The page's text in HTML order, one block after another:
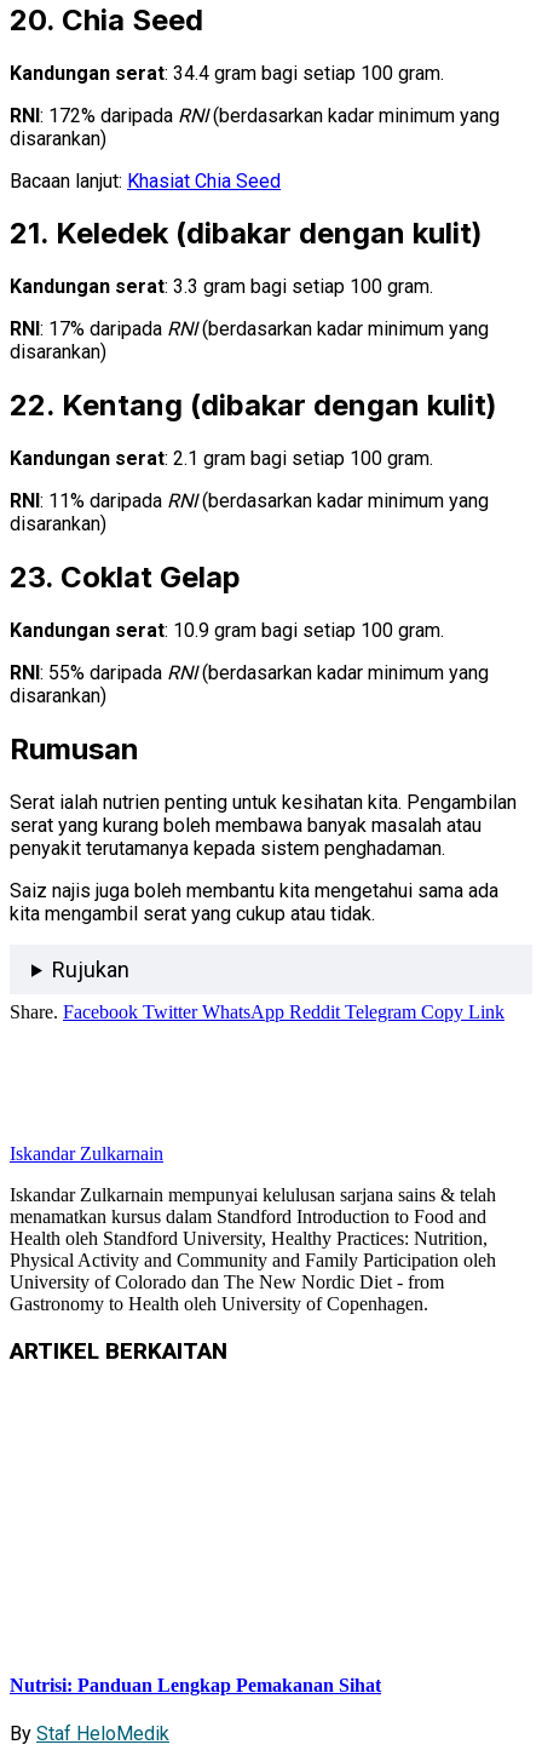
20. Chia Seed
Kandungan serat: 34.4 gram bagi setiap 100 gram.
RNI: 172% daripada RNI(berdasarkan kadar minimum yang
disarankan)
Bacaan lanjut: Khasiat Chia Seed
21. Keledek (dibakar dengan kulit)
Kandungan serat: 3.3 gram bagi setiap 100 gram.
RNI : 17% daripada RNI(berdasarkan kadar minimum yang
disarankan)
22. Kentang (dibakar dengan kulit)
Kandungan serat: 2.1 gram bagi setiap 100 gram.
RNI : 11% daripada RNI(berdasarkan kadar minimum yang
disarankan)
23. Coklat Gelap
Kandungan serat: 10.9 gram bagi setiap 100 gram.
RNI: 55% daripada RNI(berdasarkan kadar minimum yang
disarankan)
Rumusan
Serat ialah nutrien penting untuk kesihatan kita. Pengambilan
serat yang kurang boleh membawa banyak masalah atau
penyakit terutamanya kepada sistem penghadaman.
Saiz najis juga boleh membantu kita mengetahui sama ada
kita mengambil serat yang cukup atau tidak.
Rujukan
Share. Facebook Twitter WhatsApp Reddit Telegram Copy Link
Iskandar Zulkarnain
Iskandar Zulkarnain mempunyai kelulusan sarjana sains & telah
menamatkan kursus dalam Standford Introduction to Food and
Health oleh Standford University, Healthy Practices: Nutrition,
Physical Activity and Community and Family Participation oleh
University of Colorado dan The New Nordic Diet - from
Gastronomy to Health oleh University of Copenhagen.
ARTIKEL BERKAITAN
Nutrisi: Panduan Lengkap Pemakanan Sihat
By Staf HeloMedik